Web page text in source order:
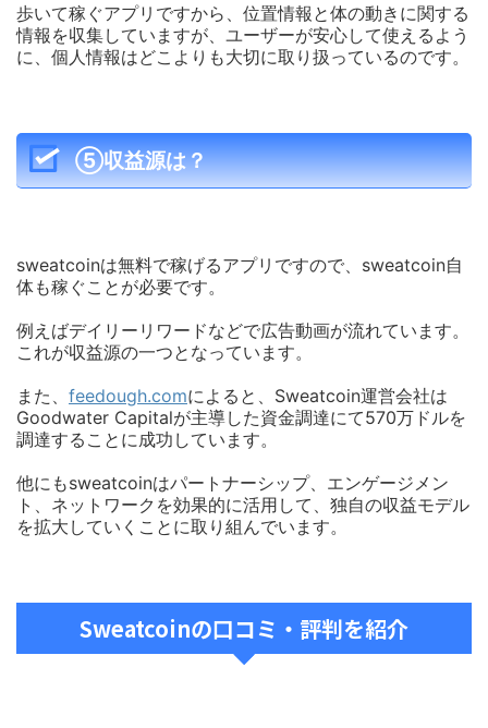
歩いて稼ぐアプリですから、位置情報と体の動きに関する
情報を収集していますが、ユーザーが安心して使えるよう
に、個人情報はどこよりも大切に取り扱っているのです。
⑤収益源は？
sweatcoinは無料で稼げるアプリですので、sweatcoin自
体も稼ぐことが必要です。
例えばデイリーリワードなどで広告動画が流れています。
これが収益源の一つとなっています。
また、 feedough.comによると、 Sweatcoin運営会社は
Goodwater Capitalが主導した資金調達にて570万ドルを
調達することに成功しています。
他にもsweatcoinはパートナーシップ、エンゲージメン
ト、ネットワークを効果的に活用して、独自の収益モデル
を拡大していくことに取り組んでいます。
Sweatcoinの口コミ・評判を紹介